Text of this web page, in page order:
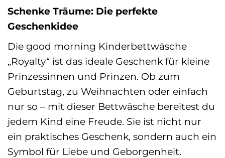
Schenke Träume: Die perfekte
Geschenkidee
Die good morning Kinderbettwäsche
„Royalty“ ist das ideale Geschenk für kleine
Prinzessinnen und Prinzen. Ob zum
Geburtstag, zu Weihnachten oder einfach
nur so – mit dieser Bettwäsche bereitest du
jedem Kind eine Freude. Sie ist nicht nur
ein praktisches Geschenk, sondern auch ein
Symbol für Liebe und Geborgenheit.